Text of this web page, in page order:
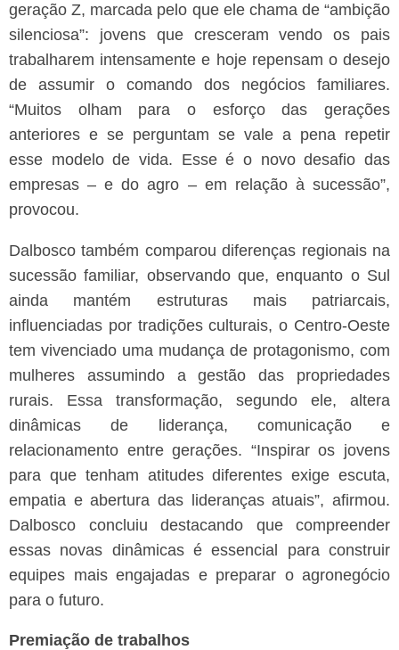
geração Z, marcada pelo que ele chama de “ambição
silenciosa”: jovens que cresceram vendo os pais
trabalharem intensamente e hoje repensam o desejo
de assumir o comando dos negócios familiares.
“Muitos olham para o esforço das gerações
anteriores e se perguntam se vale a pena repetir
esse modelo de vida. Esse é o novo desafio das
empresas – e do agro – em relação à sucessão”,
provocou.
Dalbosco também comparou diferenças regionais na
sucessão familiar, observando que, enquanto o Sul
ainda mantém estruturas mais patriarcais,
influenciadas por tradições culturais, o Centro-Oeste
tem vivenciado uma mudança de protagonismo, com
mulheres assumindo a gestão das propriedades
rurais. Essa transformação, segundo ele, altera
dinâmicas de liderança, comunicação e
relacionamento entre gerações. “Inspirar os jovens
para que tenham atitudes diferentes exige escuta,
empatia e abertura das lideranças atuais”, afirmou.
Dalbosco concluiu destacando que compreender
essas novas dinâmicas é essencial para construir
equipes mais engajadas e preparar o agronegócio
para o futuro.
Premiação de trabalhos